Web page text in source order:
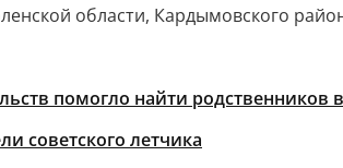
области, Кардымовского
помогло найти родственников
советского летчика